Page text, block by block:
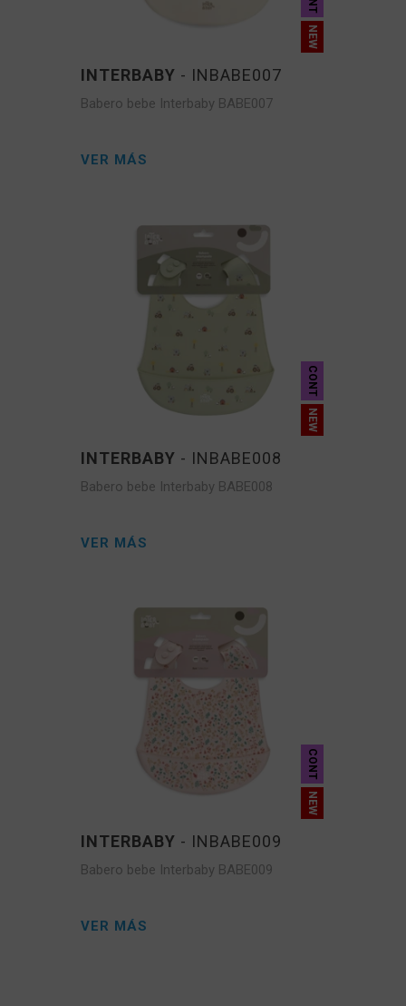
INTERBABY - INBABE007
Babero bebe Interbaby BABE007
VER MÁS
CONT
INTERBABY - INBABE008
Babero bebe Interbaby BABE008
VER MÁS
CONT
INTERBABY - INBABE009
Babero bebe Interbaby BABE009
VER MÁS